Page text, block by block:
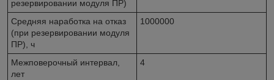
резервировании модуля ПР)
Средняя наработка на отказ
(при резервировании модуля
ПР), ч
1000000
Межповерочный интервал,
лет
4